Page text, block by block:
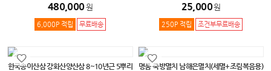
480,000원
6,000P 적립 무료배송
25,000원
250P 적립 조건부무료배송
한국송이산삼 강화산양산삼 8~10년근 5뿌리 명품 죽방멸치 남해은멸치(세멸+조림복음용)